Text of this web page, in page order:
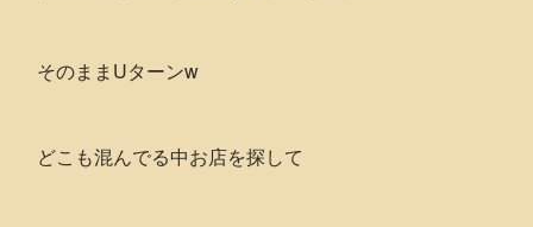
そのままUターンw
どこも混んでる中お店を探して